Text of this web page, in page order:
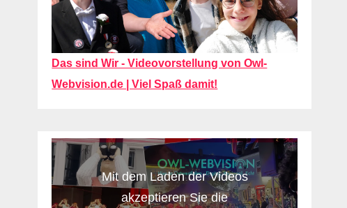
Das sind Wir - Videovorstellung von Owl-
Webvision.de | Viel Spaß damit!
Mit dem Laden der Videos
akzeptieren Sie die